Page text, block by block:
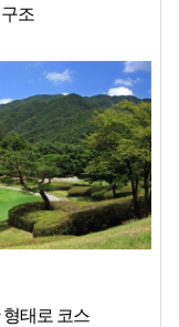
조
태로 코스